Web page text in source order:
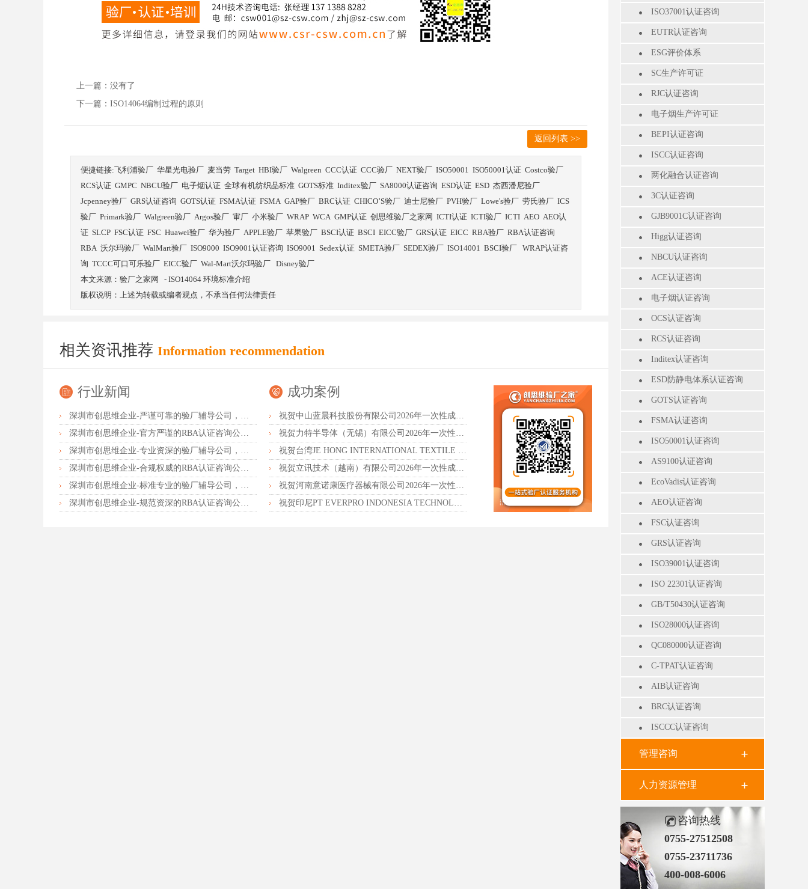
ISO37001认证咨询
EUTR认证咨询
ESG评价体系
SC生产许可证
RJC认证咨询
电子烟生产许可证
BEPI认证咨询
ISCC认证咨询
两化融合认证咨询
3C认证咨询
GJB9001C认证咨询
Higg认证咨询
NBCU认证咨询
ACE认证咨询
电子烟认证咨询
OCS认证咨询
RCS认证咨询
Inditex认证咨询
ESD防静电体系认证咨询
GOTS认证咨询
FSMA认证咨询
ISO50001认证咨询
AS9100认证咨询
EcoVadis认证咨询
AEO认证咨询
FSC认证咨询
GRS认证咨询
ISO39001认证咨询
ISO 22301认证咨询
GB/T50430认证咨询
ISO28000认证咨询
QC080000认证咨询
C-TPAT认证咨询
AIB认证咨询
BRC认证咨询
ISCCC认证咨询
管理咨询
人力资源管理
咨询热线
0755-27512508
0755-23711736
400-008-6006
上一篇：没有了
下一篇： ISO14064编制过程的原则
返回列表 >>
便捷链接:飞利浦验厂 华星光电验厂 麦当劳 Target HBI验厂 Walgreen CCC认证 CCC验厂 NEXT验厂 ISO50001 ISO50001认证 Costco验厂
RCS认证 GMPC NBCU验厂 电子烟认证 全球有机纺织品标准 GOTS标准 Inditex验厂 SA8000认证咨询 ESD认证 ESD 杰西潘尼验厂
Jcpenney验厂 GRS认证咨询 GOTS认证 FSMA认证 FSMA GAP验厂 BRC认证 CHICO’S验厂 迪士尼验厂 PVH验厂 Lowe's验厂 劳氏验厂 ICS
验厂 Primark验厂 Walgreen验厂 Argos验厂 审厂 小米验厂 WRAP WCA GMP认证 创思维验厂之家网 ICTI认证 ICTI验厂 ICTI AEO AEO认
证 SLCP FSC认证 FSC Huawei验厂 华为验厂 APPLE验厂 苹果验厂 BSCI认证 BSCI EICC验厂 GRS认证 EICC RBA验厂 RBA认证咨询
RBA 沃尔玛验厂 WalMart验厂 ISO9000 ISO9001认证咨询 ISO9001 Sedex认证 SMETA验厂 SEDEX验厂 ISO14001 BSCI验厂 WRAP认证咨
询 TCCC可口可乐验厂 EICC验厂 Wal-Mart沃尔玛验厂 Disney验厂
本文来源： 验厂之家网 - ISO14064 环境标准介绍
版权说明：上述为转载或编者观点，不承当任何法律责任
相关资讯推荐 Information recommendation
行业新闻
深圳市创思维企业-严谨可靠的验厂辅导公司，行业首选真诚力荐
深圳市创思维企业-官方严谨的RBA认证咨询公司，业内首选诚挚推荐
深圳市创思维企业-专业资深的验厂辅导公司，实力首选客户力荐
深圳市创思维企业-合规权威的RBA认证咨询公司，口碑首选强烈推荐
深圳市创思维企业-标准专业的验厂辅导公司，企业首选倾情力荐
深圳市创思维企业-规范资深的RBA认证咨询公司，客户首选由衷推荐
成功案例
祝贺中山蓝晨科技股份有限公司2026年一次性成功通过BSCI验厂-B级
祝贺力特半导体（无锡）有限公司2026年一次性成功通过RBA-VAP认证审核并取得170.2分
祝贺台湾JE HONG INTERNATIONAL TEXTILE CO., LTD 2026年一次性成功通过GRS认证
祝贺立讯技术（越南）有限公司2026年一次性成功通过RBA-VAP审核获得金牌评级！
祝贺河南意诺康医疗器械有限公司2026年一次性成功通过GMP认证
祝贺印尼PT EVERPRO INDONESIA TECHNOLOGIES公司2026年一次性成功通过RBA-VAP审核